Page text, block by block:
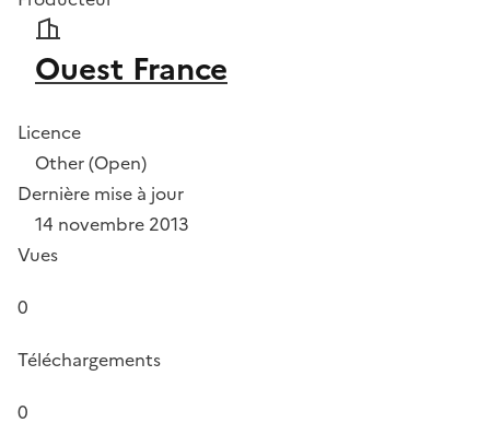
Ouest France
Licence
Other (Open)
Dernière mise à jour
14 novembre 2013
Vues
0
Téléchargements
0